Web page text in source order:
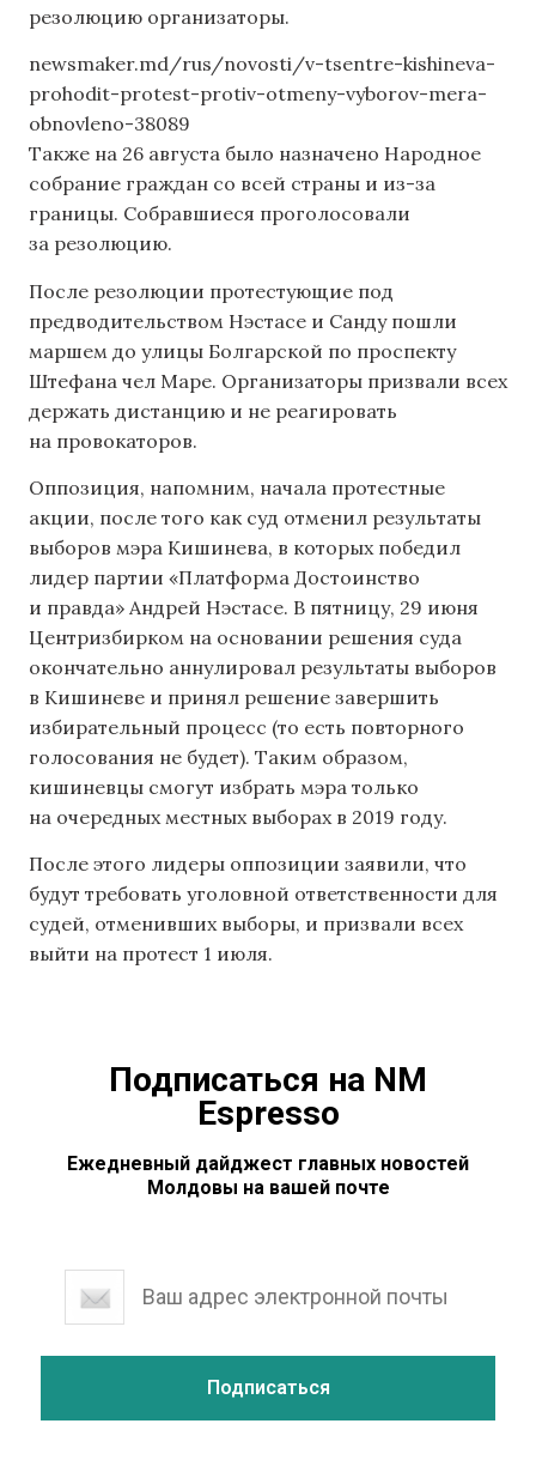
резолюцию организаторы.
newsmaker.md/rus/novosti/v-tsentre-kishineva-
prohodit-protest-protiv-otmeny-vyborov-mera-
obnovleno-38089
Также на 26 августа было назначено Народное
собрание граждан со всей страны и из-за
границы. Собравшиеся проголосовали
за резолюцию.
После резолюции протестующие под
предводительством Нэстасе и Санду пошли
маршем до улицы Болгарской по проспекту
Штефана чел Маре. Организаторы призвали всех
держать дистанцию и не реагировать
на провокаторов.
Оппозиция, напомним, начала протестные
акции, после того как суд отменил результаты
выборов мэра Кишинева, в которых победил
лидер партии «Платформа Достоинство
и правда» Андрей Нэстасе. В пятницу, 29 июня
Центризбирком на основании решения суда
окончательно аннулировал результаты выборов
в Кишиневе и принял решение завершить
избирательный процесс (то есть повторного
голосования не будет). Таким образом,
кишиневцы смогут избрать мэра только
на очередных местных выборах в 2019 году.
После этого лидеры оппозиции заявили, что
будут требовать уголовной ответственности для
судей, отменивших выборы, и призвали всех
выйти на протест 1 июля.
Подписаться на NM
Espresso
Ежедневный дайджест главных новостей
Молдовы на вашей почте